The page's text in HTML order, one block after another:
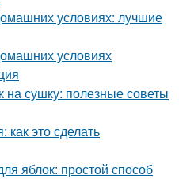
условиях: лучшие
условиях
на сушку: полезные советы
это сделать
яблок: простой способ